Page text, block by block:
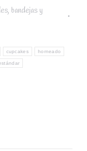
bandejas y
cupcakes horneado